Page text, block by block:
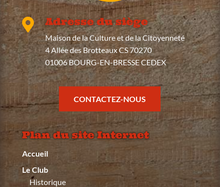
 Adresse du siège
Maison de la Culture et de la Citoyenneté
4 Allée des Brotteaux CS 70270
01006 BOURG-EN-BRESSE CEDEX
CONTACTEZ-NOUS
Plan du site Internet
Accueil
Le Club
Historique